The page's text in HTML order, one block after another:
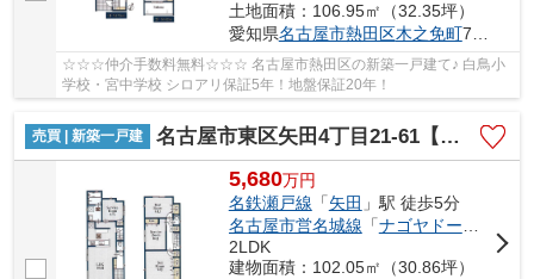
土地面積：106.95㎡（32.35坪）
愛知県名古屋市熱田区木之免町710
☆☆☆仲介手数料無料☆☆☆ 名古屋市熱田区の新築一戸建て♪ 白鳥小
学校・宮中学校 シロアリ保証5年！地盤保証20年！
売買 | 新築一戸建 名古屋市東区矢田4丁目21-61【仲介手数料無料】新築一戸建て 1号棟
5,680万円
名鉄瀬戸線 「矢田 」駅 徒歩5分
名古屋市営名城線 「ナゴヤドーム前矢田
2LDK
建物面積：102.05㎡（30.86坪）